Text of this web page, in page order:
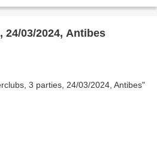
03/2024, Antibes